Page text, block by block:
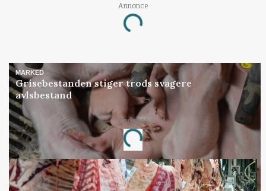
Annonce
Loading...
MARKED
Grisebestanden stiger trods svagere
avlsbestand
Annonce
Loading...